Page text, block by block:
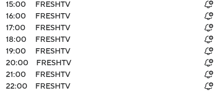
15:00
FRESHTV
16:00
FRESHTV
17:00
FRESHTV
18:00
FRESHTV
19:00
FRESHTV
20:00
FRESHTV
21:00
FRESHTV
22:00
FRESHTV